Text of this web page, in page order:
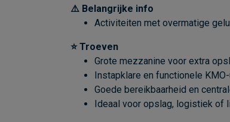
⚠️ Belangrijke info
Activiteiten met overmatige
⭐ Troeven
Grote mezzanine voor extra
Instapklare en functionele
Goede bereikbaarheid en
Ideaal voor opslag, logistiek of